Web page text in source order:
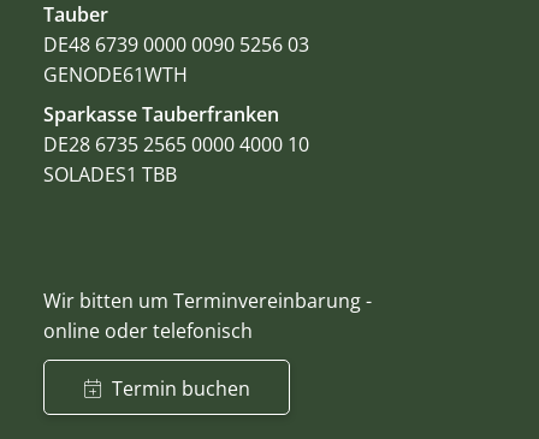
Tauber
DE48 6739 0000 0090 5256 03
GENODE61WTH
Sparkasse Tauberfranken
DE28 6735 2565 0000 4000 10
SOLADES1 TBB
Wir bitten um Terminvereinbarung -
online oder telefonisch
Termin buchen